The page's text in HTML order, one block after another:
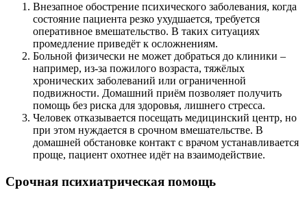
Внезапное обострение психического заболевания, когда
состояние пациента резко ухудшается, требуется
оперативное вмешательство. В таких ситуациях
промедление приведёт к осложнениям.
Больной физически не может добраться до клиники –
например, из-за пожилого возраста, тяжёлых
хронических заболеваний или ограниченной
подвижности. Домашний приём позволяет получить
помощь без риска для здоровья, лишнего стресса.
Человек отказывается посещать медицинский центр, но
при этом нуждается в срочном вмешательстве. В
домашней обстановке контакт с врачом устанавливается
проще, пациент охотнее идёт на взаимодействие.
Срочная психиатрическая помощь